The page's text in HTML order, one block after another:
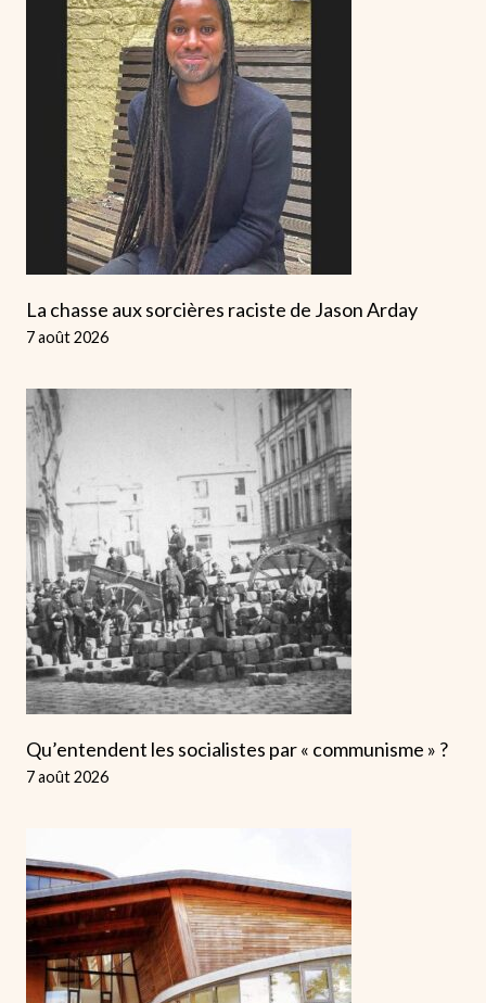
La chasse aux sorcières raciste de Jason Arday
7 août 2026
Qu’entendent les socialistes par « communisme » ?
7 août 2026